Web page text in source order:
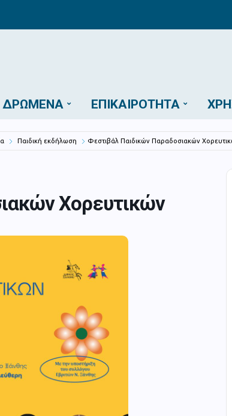
ΔΡΏΜΕΝΑ ΕΠΙΚΑΙΡΌΤΗΤΑ
Παιδική εκδήλωση Φεστιβάλ Παιδικών Παραδοσιακών
Χορευτικών